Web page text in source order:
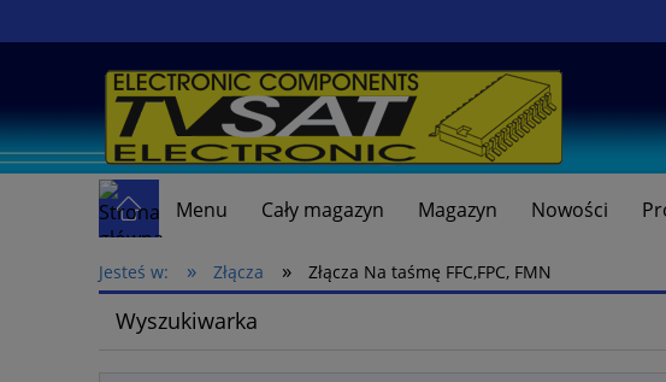
Menu Cały magazyn Magazyn Nowości
Jesteś w: » Złącza » Złącza Na taśmę FFC,FPC, FMN
Wyszukiwarka